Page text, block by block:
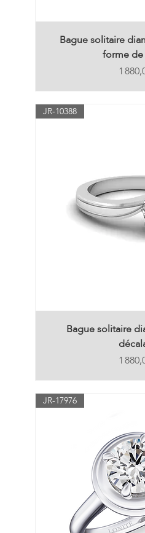
Bague solitaire
forme
Prix
1
JR-10388
Bague solitaire
Prix
1
JR-17976